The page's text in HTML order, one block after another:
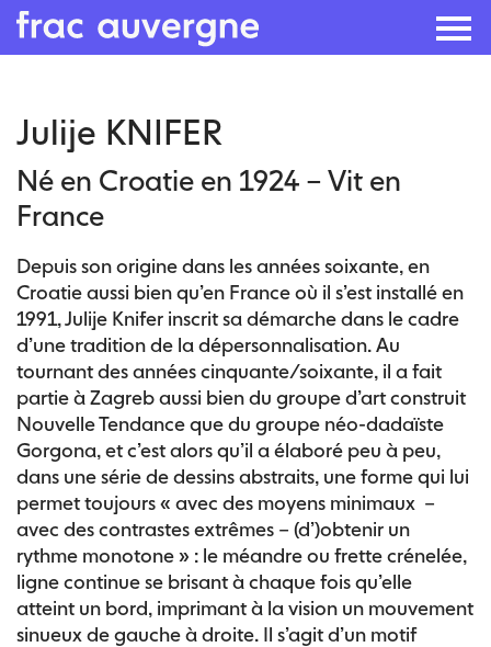
to
content
Julije KNIFER
Né en Croatie en 1924 – Vit en
France
Depuis son origine dans les années soixante, en
Croatie aussi bien qu’en France où il s’est installé en
1991, Julije Knifer inscrit sa démarche dans le cadre
d’une tradition de la dépersonnalisation. Au
tournant des années cinquante/soixante, il a fait
partie à Zagreb aussi bien du groupe d’art construit
Nouvelle Tendance que du groupe néo-dadaïste
Gorgona, et c’est alors qu’il a élaboré peu à peu,
dans une série de dessins abstraits, une forme qui lui
permet toujours « avec des moyens minimaux –
avec des contrastes extrêmes – (d’)obtenir un
rythme monotone » : le méandre ou frette crénelée,
ligne continue se brisant à chaque fois qu’elle
atteint un bord, imprimant à la vision un mouvement
sinueux de gauche à droite. Il s’agit d’un motif